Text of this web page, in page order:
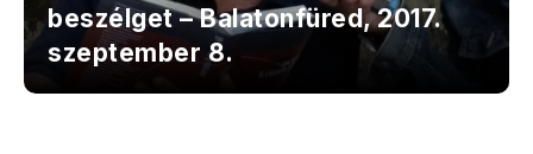
beszélget – Balatonfüred, 2017.
szeptember 8.